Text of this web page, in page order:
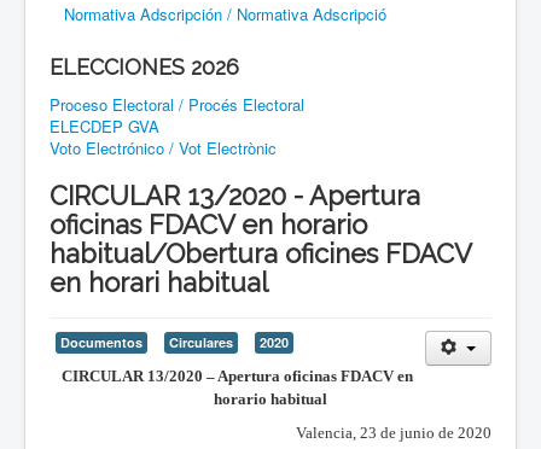
Normativa Adscripción / Normativa Adscripció
ELECCIONES 2026
Proceso Electoral / Procés Electoral
ELECDEP GVA
Voto Electrónico / Vot Electrònic
CIRCULAR 13/2020 - Apertura
oficinas FDACV en horario
habitual/Obertura oficines FDACV
en horari habitual
Documentos Circulares
2020
CIRCULAR 13/2020 – Apertura oficinas FDACV en
horario habitual
Valencia, 23 de junio de 2020